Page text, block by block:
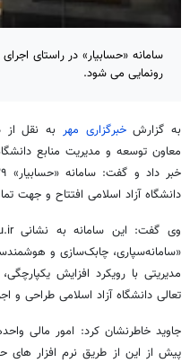
سامانه «حسابیار» در راستای
رونمایی می شود.
به گزارشخبرگزاری مهر به نقل از
معاون توسعه و مدیریت منابع
دانشگاه آزاد اسلامی افتتاح و جهت
«سامانه‌سپاری، چابک‌سازی و
مدیریتی با رویکرد افزایش
تعالی دانشگاه آزاد اسلامی طراحی و
جاوید خاطرنشان کرد: امور مالی